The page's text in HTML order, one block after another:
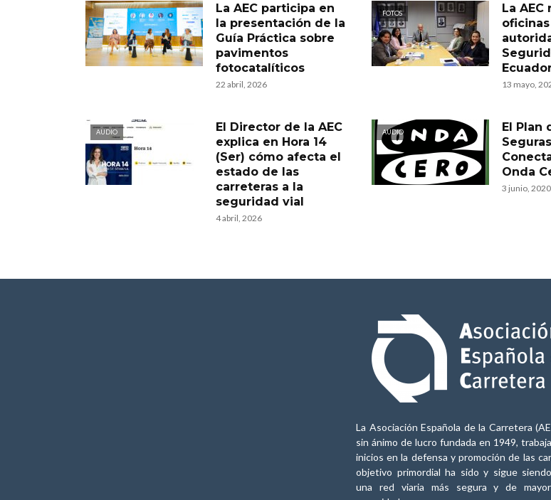
La AEC participa en
la presentación de la
Guía Práctica sobre
pavimentos
fotocatalíticos
22 abril, 2026
FOTOS
La
13 mayo,
AUDIO
El Director de la AEC
explica en Hora 14
(Ser) cómo afecta el
estado de las
carreteras a la
seguridad vial
4 abril, 2026
AUDIO
El Plan
Onda
3 junio, 2020
La Asociación Española de la Carretera
sin ánimo de lucro fundada en 1949,
inicios en la defensa y promoción de las
objetivo primordial ha sido y sigue
una red viaria más segura y de